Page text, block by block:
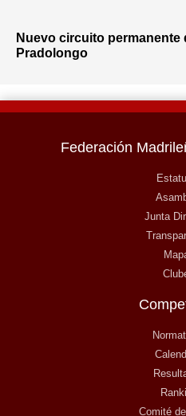
Nuevo circuito permanente
Pradolongo
Federación
Junta
Comité